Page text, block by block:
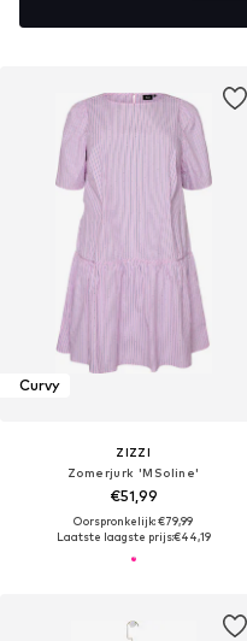
Curvy
ZIZZI
Zomerjurk 'MSoline'
€51,99
Oorspronkelijk: €79,99
Laatste laagste prijs:€44,19